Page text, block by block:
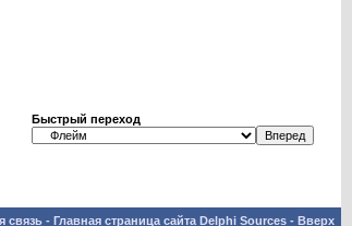
Быстрый переход
связь - Главная страница сайта Delphi Sources - Вверх